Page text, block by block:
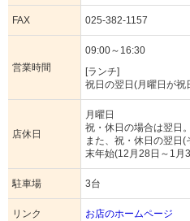
FAX 025-382-1157
営業時間
09:00～16:30
[ランチ]
祝日の翌日(月曜日が
店休日
月曜日
祝・休日の場合は翌日。
また、祝・休日の翌日
末年始(12月28日～1月
駐車場 3台
リンク お店のホームページ